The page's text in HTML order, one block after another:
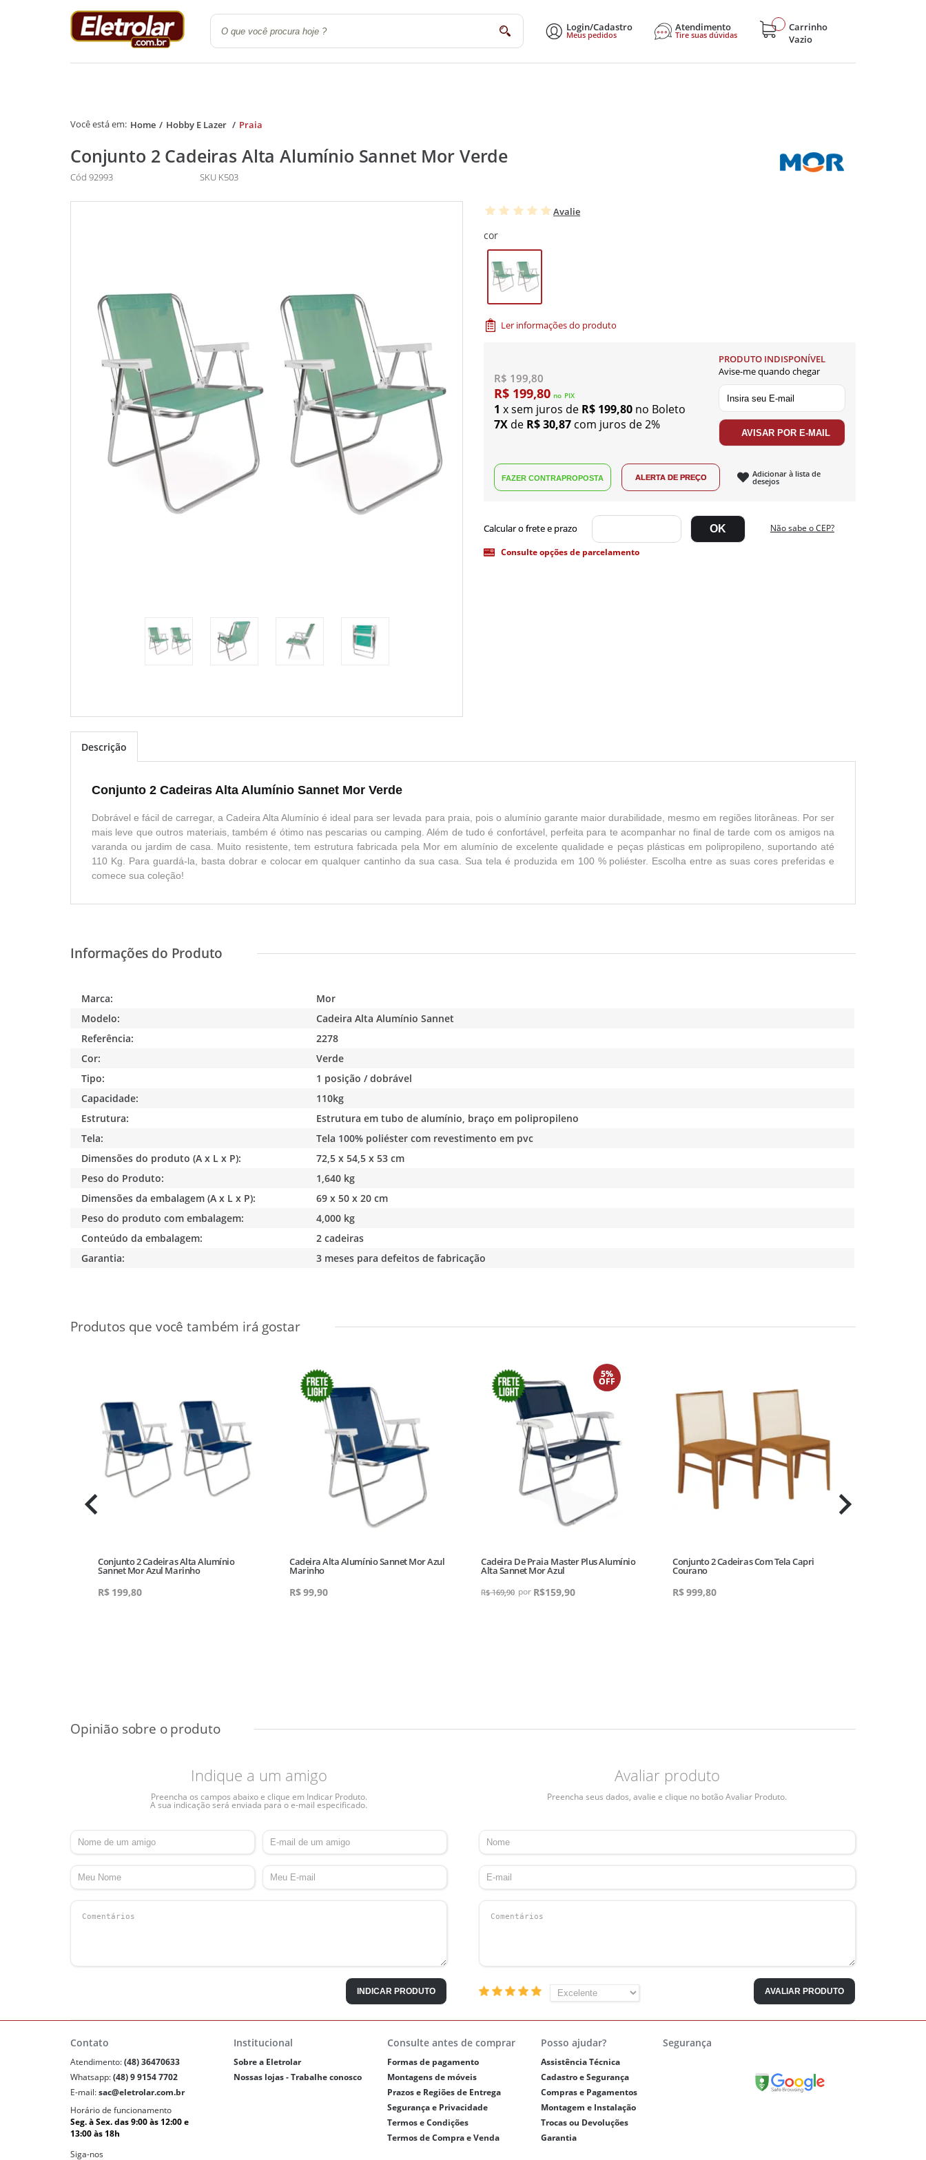
Login/Cadastro
Meus pedidos
Atendimento
Tire suas dúvidas
Carrinho
Vazio
Quarto Utilidades Domésticas Eletrodomésticos Eletroportáteis Hobby e Lazer
Home Hobby E Lazer Praia
Conjunto 2 Cadeiras Alta Alumínio Sannet Mor Verde
Cód 92993 SKU K503
Avalie
cor
Ler informações do produto
R$ 199,80
R$ 199,80 no PIX
1 x sem juros de R$ 199,80 no Boleto
7X de R$ 30,87 com juros de 2%
PRODUTO INDISPONÍVEL
Avise-me quando chegar
Adicionar à lista de
desejos
Não sabe o CEP?
Consulte opções de parcelamento
Descrição
Conjunto 2 Cadeiras Alta Alumínio Sannet Mor Verde
Dobrável e fácil de carregar, a Cadeira Alta Alumínio é ideal para ser levada para praia, pois o alumínio garante maior durabilidade, mesmo em regiões litorâneas. Por ser
mais leve que outros materiais, também é ótimo nas pescarias ou camping. Além de tudo é confortável, perfeita para te acompanhar no final de tarde com os amigos na
varanda ou jardim de casa. Muito resistente, tem estrutura fabricada pela Mor em alumínio de excelente qualidade e peças plásticas em polipropileno, suportando até
110 Kg. Para guardá-la, basta dobrar e colocar em qualquer cantinho da sua casa. Sua tela é produzida em 100 % poliéster. Escolha entre as suas cores preferidas e
comece sua coleção!
Marca:
Mor
Modelo:
Cadeira Alta Alumínio Sannet
Referência:
2278
Cor:
Verde
Tipo:
1 posição / dobrável
Capacidade:
110kg
Estrutura:
Estrutura em tubo de alumínio, braço em polipropileno
Tela:
Tela 100% poliéster com revestimento em pvc
Dimensões do produto (A x L x P):
72,5 x 54,5 x 53 cm
Peso do Produto:
1,640 kg
Dimensões da embalagem (A x L x P):
69 x 50 x 20 cm
Peso do produto com embalagem:
4,000 kg
Conteúdo da embalagem:
2 cadeiras
Garantia:
3 meses para defeitos de fabricação
Conjunto 2 Cadeiras Alta Alumínio
Sannet Mor Azul Marinho
R$ 199,80
Cadeira Alta Alumínio Sannet Mor Azul
Marinho
R$99,90
5%
OFF
Cadeira De Praia Master Plus Alumínio
Alta Sannet Mor Azul
R$ 169,90 R$159,90
Conjunto 2 Cadeiras Com Tela Capri
Courano
R$999,80
Indique a um amigo
Preencha os campos abaixo e clique em Indicar Produto.
A sua indicação será enviada para o e-mail especificado.
INDICAR PRODUTO
Avaliar produto
Preencha seus dados, avalie e clique no botão Avaliar Produto.
AVALIAR PRODUTO
Contato
Atendimento:(48) 36470633
Whatsapp:(48) 9 9154 7702
E-mail:sac@eletrolar.com.br
Horário de funcionamento
Seg. à Sex. das 9:00 às 12:00 e
13:00 às 18h
Siga-nos
Institucional
Sobre a Eletrolar
Nossas lojas - Trabalhe conosco
Consulte antes de comprar
Formas de pagamento
Montagens de móveis
Prazos e Regiões de Entrega
Segurança e Privacidade
Termos e Condições
Termos de Compra e Venda
Posso ajudar?
Assistência Técnica
Cadastro e Segurança
Compras e Pagamentos
Montagem e Instalação
Trocas ou Devoluções
Garantia
Segurança